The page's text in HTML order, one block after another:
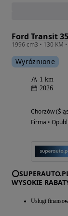
Wyróżnione
1 km
2026
Chorzów
Firma •
WYSOKIE
Usługi